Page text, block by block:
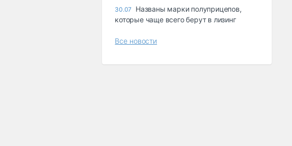
30.07
Названы марки полуприцепов,
которые чаще всего берут в лизинг
Все новости